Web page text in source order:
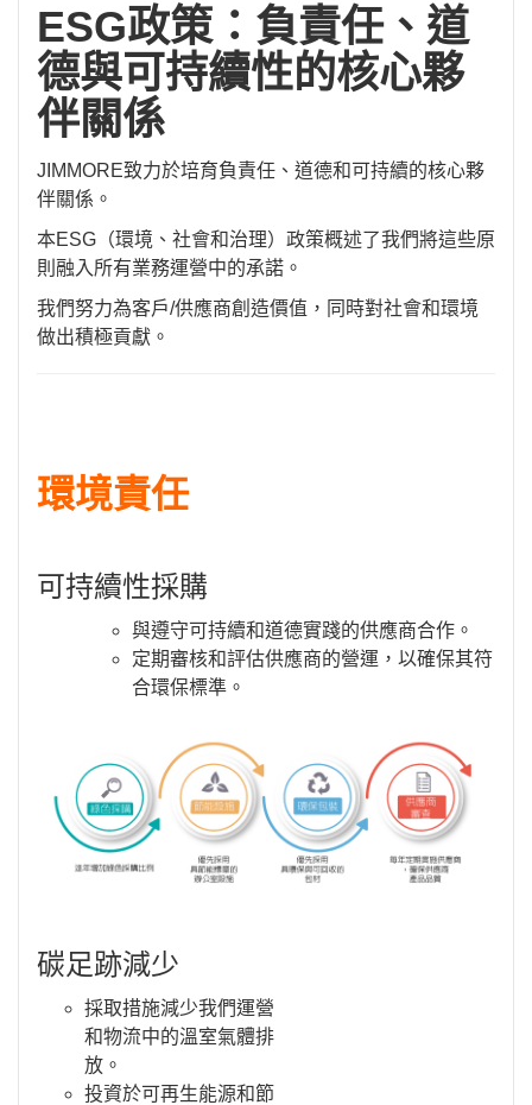
ESG政策：負責任、道
德與可持續性的核心夥
伴關係
JIMMORE致力於培育負責任、道德和可持續的核心夥
伴關係。
本ESG（環境、社會和治理）政策概述了我們將這些原
則融入所有業務運營中的承諾。
我們努力為客戶/供應商創造價值，同時對社會和環境
做出積極貢獻。
環境責任
可持續性採購
與遵守可持續和道德實踐的供應商合作。
定期審核和評估供應商的營運，以確保其符
合環保標準。
碳足跡減少
採取措施減少我們運營
和物流中的溫室氣體排
放。
投資於可再生能源和節